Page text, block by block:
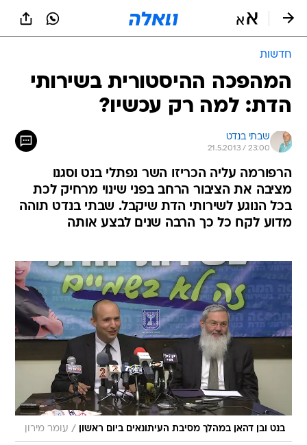
חדשות
המהפכה ההיסטורית בשירותי
הדת: למה רק עכשיו?
שבתי בנדט
21.5.2013 / 23:00
הרפורמה עליה הכריזו השר נפתלי בנט וסגנו
מציבה את הציבור הרחב בפני שינוי מרחיק לכת
בכל הנוגע לשירותי הדת שיקבל. שבתי בנדט תוהה
מדוע לקח כל כך הרבה שנים לבצע אותה
בנט ובן דהאן במהלך מסיבת העיתונאים ביום ראשון / עומר מירון